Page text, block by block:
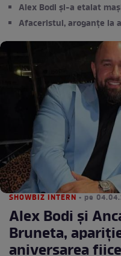
Alex Bodi și-a etalat
Afaceristul, aroganțe la
SHOWBIZ INTERN • pe
Alex Bodi și
Bruneta,
aniversarea